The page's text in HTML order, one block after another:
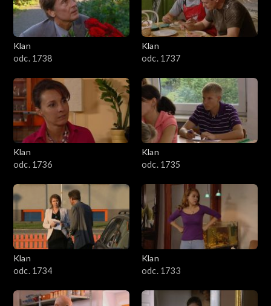
Klan
odc. 1738
Klan
odc. 1737
Klan
odc. 1736
Klan
odc. 1735
Klan
odc. 1734
Klan
odc. 1733